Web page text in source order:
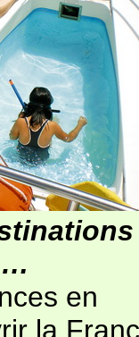
en
la